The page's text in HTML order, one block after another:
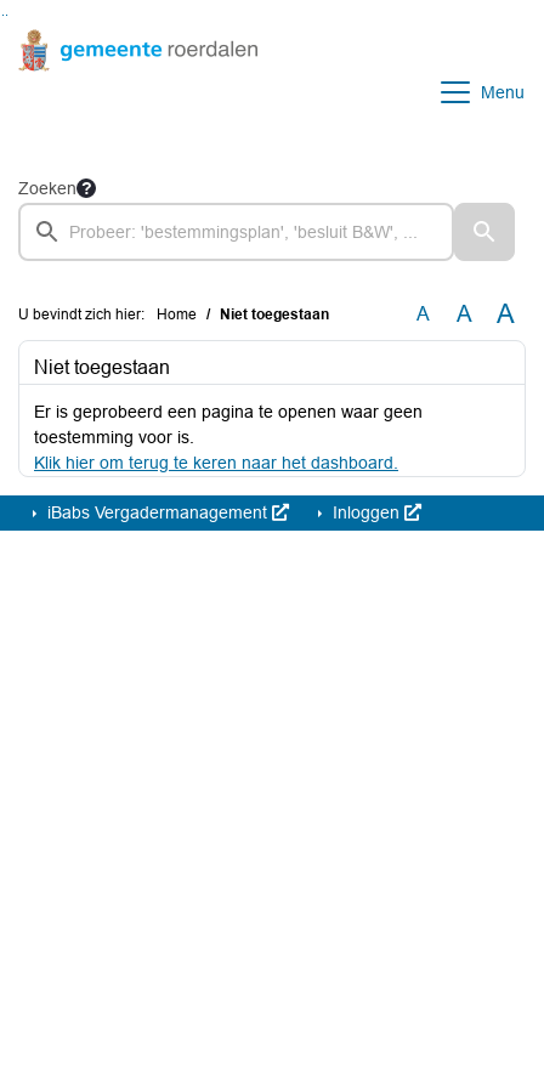
Ga naar de inhoud van deze pagina
Ga naar het zoeken
Ga naar het menu
Menu
Zoeken
U bevindt zich hier: Home Niet toegestaan A A A
Niet toegestaan
Er is geprobeerd een pagina te openen waar geen
toestemming voor is.
Klik hier om terug te keren naar het dashboard.
iBabs Vergadermanagement Inloggen